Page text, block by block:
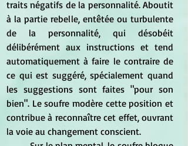
traits négatifs de la personnalité. Aboutit
à la partie rebelle, entêtée ou turbulente
de la personnalité, qui désobéit
délibérément aux instructions et tend
automatiquement à faire le contraire de
ce qui est suggéré, spécialement quand
les suggestions sont faites "pour son
bien". Le soufre modère cette position et
contribue à reconnaître cet effet, ouvrant
la voie au changement conscient.